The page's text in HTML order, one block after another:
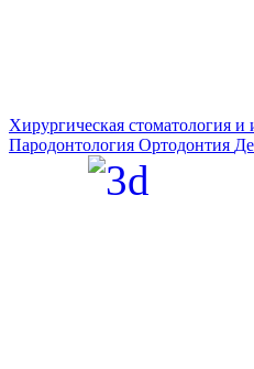
Хирургическая стоматология и
Пародонтология Ортодонтия